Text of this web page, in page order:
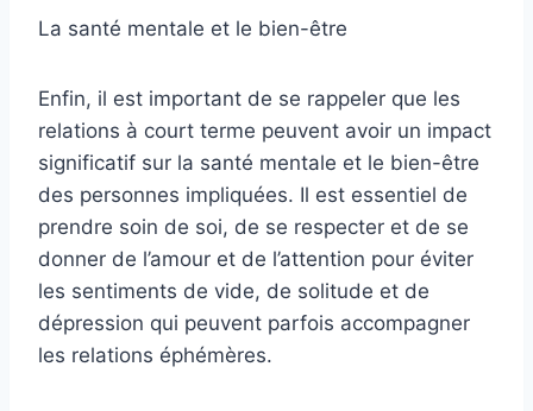
La santé mentale et le bien-être
Enfin, il est important de se rappeler que les
relations à court terme peuvent avoir un impact
significatif sur la santé mentale et le bien-être
des personnes impliquées. Il est essentiel de
prendre soin de soi, de se respecter et de se
donner de l’amour et de l’attention pour éviter
les sentiments de vide, de solitude et de
dépression qui peuvent parfois accompagner
les relations éphémères.